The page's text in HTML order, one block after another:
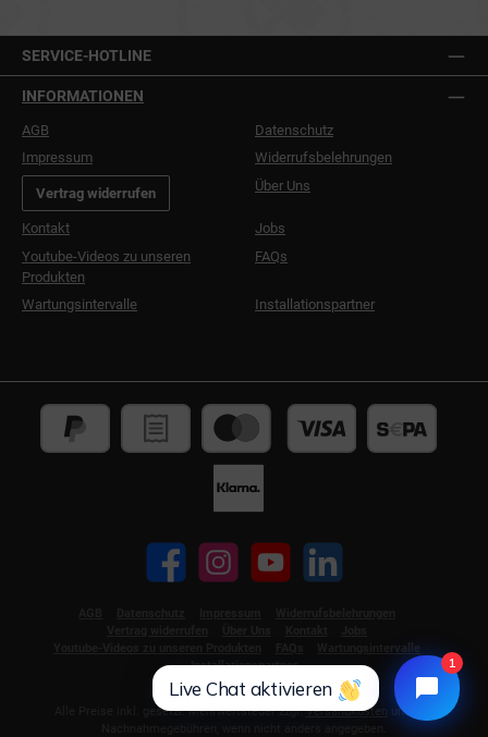
SERVICE-HOTLINE
INFORMATIONEN
AGB
Datenschutz
Impressum
Widerrufsbelehrungen
Vertrag widerrufen Über Uns
Kontakt
Jobs
Youtube-Videos zu unseren
Produkten
FAQs
Wartungsintervalle Installationspartner
Facebook Instagram YouTube LinkedIn
Wartungsintervalle
Installationspartner
Alle Preise inkl. gesetzl. Mehrwertsteuer zzgl.Versandkosten
und ggf.
Live Chat aktivieren
1